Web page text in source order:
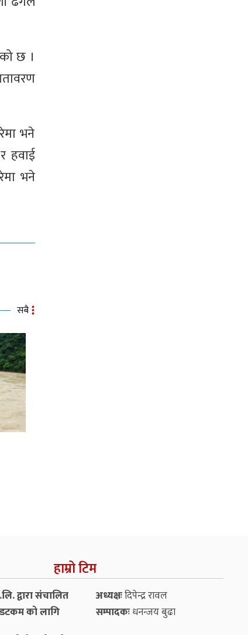
छ ।
भने
हवाई
भने
सबै
हाम्रो टिम
द्वारा संचालित
को लागि
अध्यक्षःदिपेन्द्र रावल
सम्पादकःधनन्‍जय बुढा